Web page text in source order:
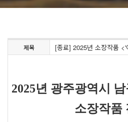
제목 [종료] 2025년 소장작품 <'
2025년 광주광역시
소장작품